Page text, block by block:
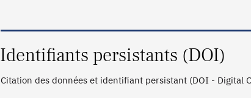
Identifiants persistants (DOI)
Citation des données et identifiant persistant (DOI -